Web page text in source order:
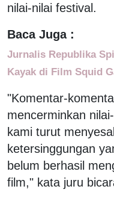
nilai-nilai festival.
Baca Juga :
Jurnalis Republika
Kayak di Film Squid
"Komentar-
mencerminkan
kami turut
ketersinggungan
belum berhasil
film," kata juru